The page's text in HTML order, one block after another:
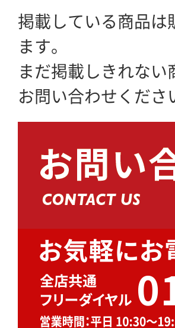
掲載している商品は
ます。
まだ掲載しきれな
お問い合わせくださ